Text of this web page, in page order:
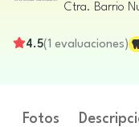
Ctra. Barrio
4.5(1 evaluaciones)
Fotos